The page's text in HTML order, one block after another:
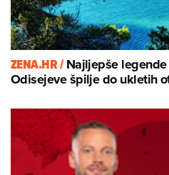
ZENA.HR /Najljepše
Odisejeve špilje do ukletih